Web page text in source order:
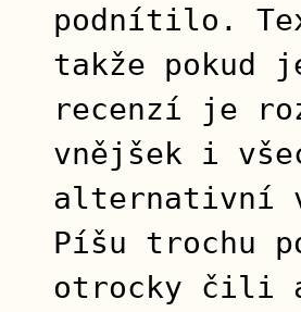
podnítilo.
takže
recenzí je
vnějšek i
alternativní
Píšu trochu
otrocky čili